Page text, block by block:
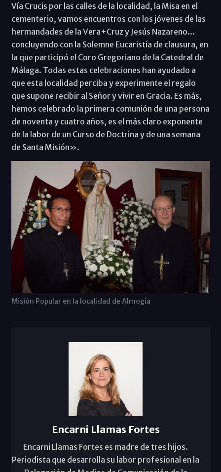
Vía Crucis por las calles de la localidad, la Misa en el
cementerio, vamos encuentros con los jóvenes de las
hermandades de la Vera+Cruz y Jesús Nazareno...
concluyendo con la Solemne Eucaristía de clausura, en
la que participó el Coro Gregoriano de la Catedral de
Málaga. Todas estas celebraciones han ayudado a
que esta localidad perciba y experimente el regalo
que supone recibir al Señor y vivir en Gracia. Es más,
hemos celebrado la primera comunión de una persona
de noventa y cuatro años, es el más claro exponente
de la labor de un Curso de Doctrina y de una semana
de Santa Misión».
Misión Popular en la localidad de Almogía
Encarni Llamas Fortes
Encarni Llamas Fortes es madre de tres hijos.
Periodista que desarrolla su labor profesional en la